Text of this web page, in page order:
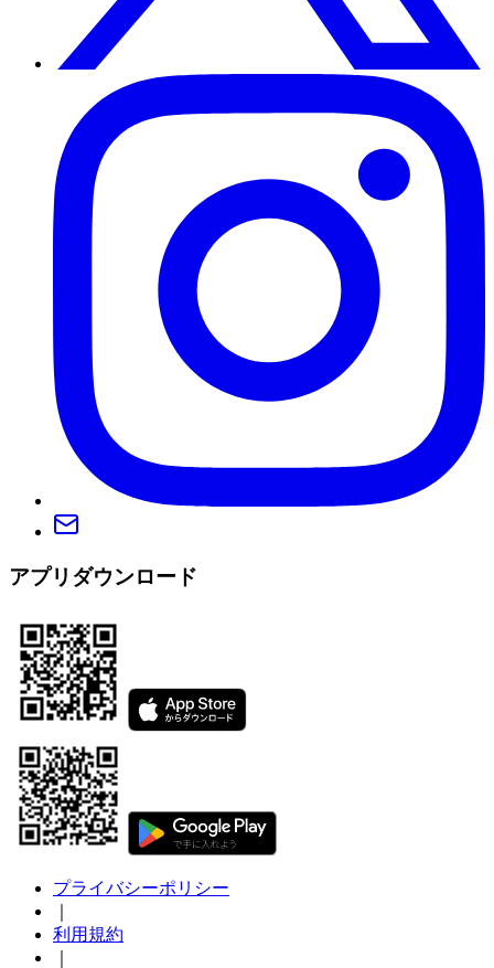
アプリダウンロード
プライバシーポリシー
利用規約